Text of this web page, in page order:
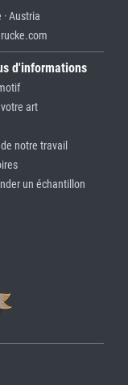
Austria
d'informations
votre art
notre travail
un échantillon